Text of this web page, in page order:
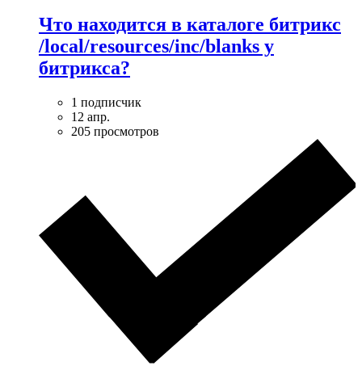
Что находится в каталоге битрикс
/local/resources/inc/blanks у
битрикса?
1 подписчик
12 апр.
205 просмотров